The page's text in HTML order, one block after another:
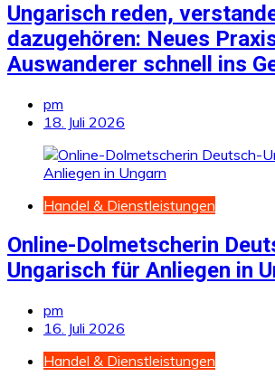
Ungarisch reden,
dazugehören: Neues
Auswanderer schnell ins
pm
18. Juli 2026
Handel & Dienstleistungen
Online-Dolmetscherin
Ungarisch für Anliegen in
pm
16. Juli 2026
Handel & Dienstleistungen